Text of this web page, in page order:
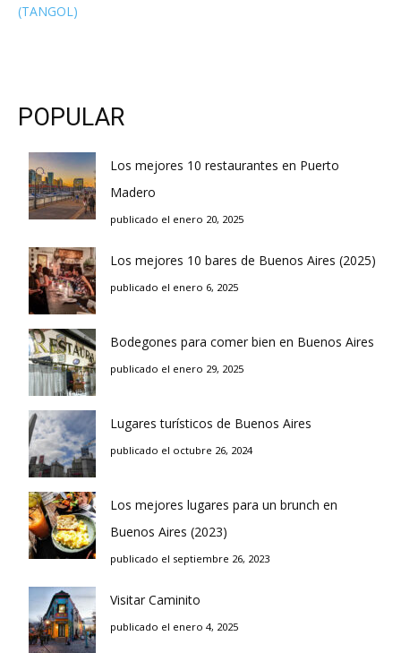
(TANGOL)
POPULAR
Los mejores 10 restaurantes en Puerto
Madero
publicado el enero 20, 2025
Los mejores 10 bares de Buenos Aires (2025)
publicado el enero 6, 2025
Bodegones para comer bien en Buenos Aires
publicado el enero 29, 2025
Lugares turísticos de Buenos Aires
publicado el octubre 26, 2024
Los mejores lugares para un brunch en
Buenos Aires (2023)
publicado el septiembre 26, 2023
Visitar Caminito
publicado el enero 4, 2025